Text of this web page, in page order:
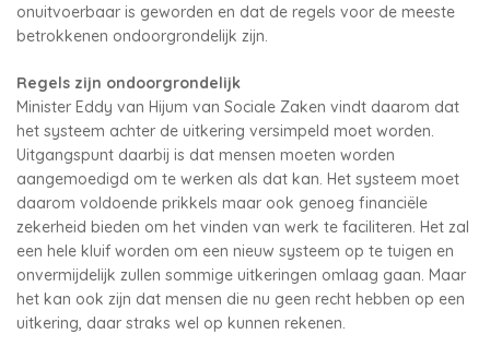
onuitvoerbaar is geworden en dat de regels voor de meeste
betrokkenen ondoorgrondelijk zijn.
Regels zijn ondoorgrondelijk
Minister Eddy van Hijum van Sociale Zaken vindt daarom dat
het systeem achter de uitkering versimpeld moet worden.
Uitgangspunt daarbij is dat mensen moeten worden
aangemoedigd om te werken als dat kan. Het systeem moet
daarom voldoende prikkels maar ook genoeg financiële
zekerheid bieden om het vinden van werk te faciliteren. Het zal
een hele kluif worden om een nieuw systeem op te tuigen en
onvermijdelijk zullen sommige uitkeringen omlaag gaan. Maar
het kan ook zijn dat mensen die nu geen recht hebben op een
uitkering, daar straks wel op kunnen rekenen.